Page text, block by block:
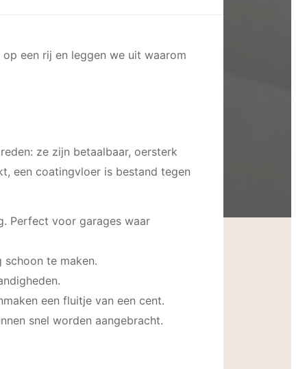
een rij en leggen we uit waarom
ze zijn betaalbaar, oersterk
een coatingvloer is bestand tegen
Perfect voor garages waar
te maken.
een fluitje van een cent.
snel worden aangebracht.